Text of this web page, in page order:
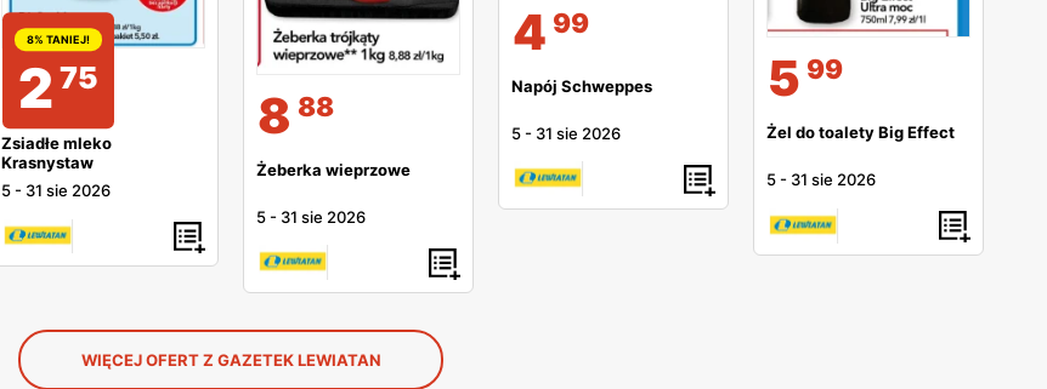
8% TANIEJ!
2 75
Zsiadłe mleko
Krasnystaw
5 - 31 sie 2026
8 88
Żeberka wieprzowe
5 - 31 sie 2026
4 99
Napój Schweppes
5 - 31 sie 2026
5 99
Żel do toalety Big Effect
5 - 31 sie 2026
WIĘCEJ OFERT Z GAZETEK LEWIATAN